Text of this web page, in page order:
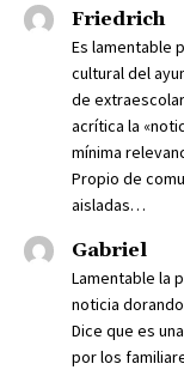
Friedrich
Es lamentable
cultural del
de
acrítica la
mínima
Propio de
aisladas…
Gabriel
Lamentable la
noticia
Dice que es
por los